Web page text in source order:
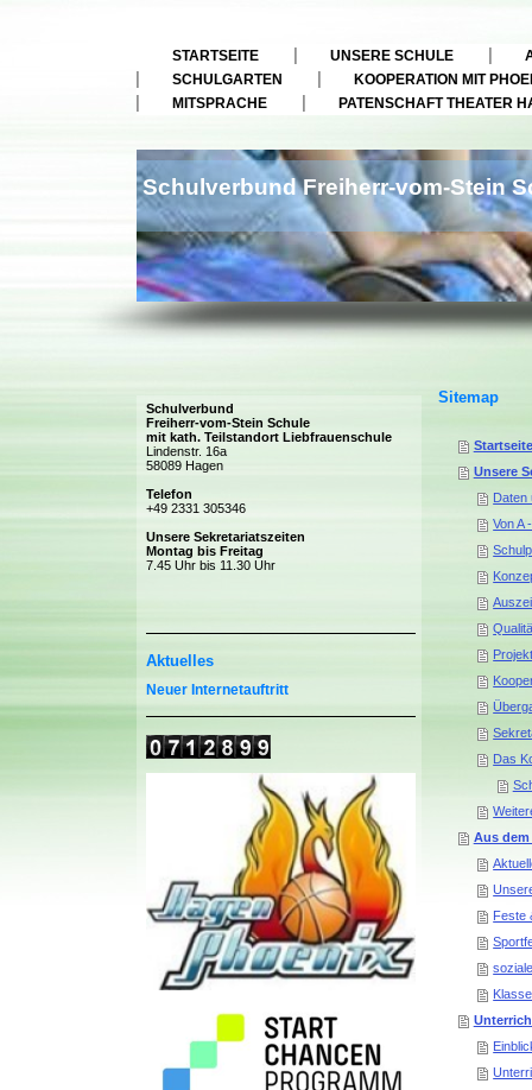
STARTSEITE UNSERE SCHULE
SCHULGARTEN
KOOPERATION MIT
MITSPRACHE
PATENSCHAFT THEATER
Schulverbund Freiherr-vom-Stein
Sitemap
Startseite
Unsere
Daten
Von A
Das
Aus
Feste
Schulverbund
Freiherr-vom-Stein Schule
mit kath. Teilstandort Liebfrauenschule
Lindenstr. 16a
58089 Hagen
Telefon
+49 2331 305346
Unsere Sekretariatszeiten
Montag bis Freitag
7.45 Uhr bis 11.30 Uhr
Aktuelles
Neuer Internetauftritt